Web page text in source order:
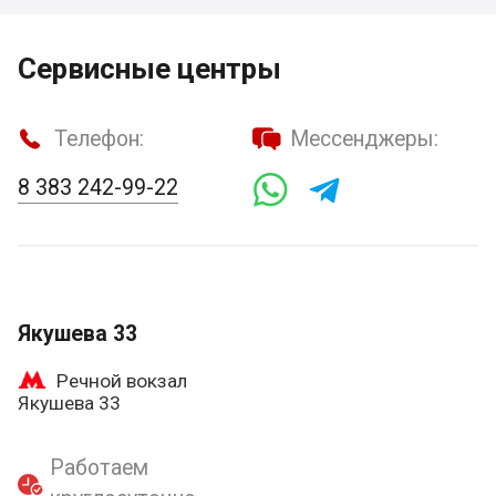
Сервисные центры
Телефон:
8 383 242-99-22
Мессенджеры:
Якушева 33
Речной вокзал
Якушева 33
Работаем